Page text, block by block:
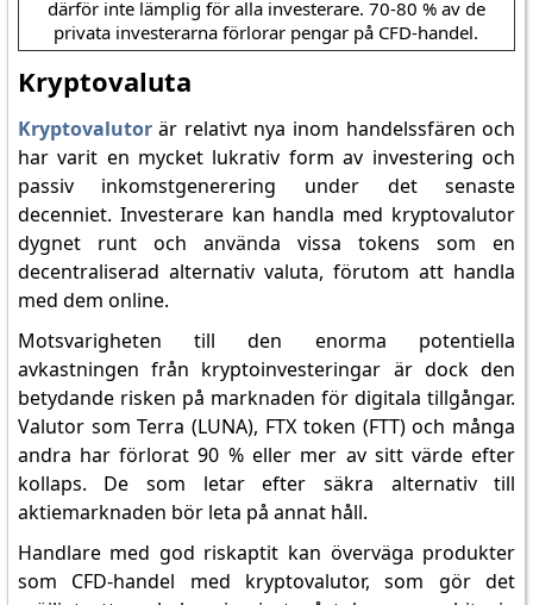
därför inte lämplig för alla investerare. 70-80 % av de
privata investerarna förlorar pengar på CFD-handel.
Kryptovaluta
Kryptovalutorär relativt nya inom handelssfären och
har varit en mycket lukrativ form av investering och
passiv inkomstgenerering under det senaste
decenniet. Investerare kan handla med kryptovalutor
dygnet runt och använda vissa tokens som en
decentraliserad alternativ valuta, förutom att handla
med dem online.
Motsvarigheten till den enorma potentiella
avkastningen från kryptoinvesteringar är dock den
betydande risken på marknaden för digitala tillgångar.
Valutor som Terra (LUNA), FTX token (FTT) och många
andra har förlorat 90 % eller mer av sitt värde efter
kollaps. De som letar efter säkra alternativ till
aktiemarknaden bör leta på annat håll.
Handlare med god riskaptit kan överväga produkter
som CFD-handel med kryptovalutor, som gör det